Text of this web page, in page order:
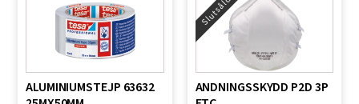
ALUMINIUMSTEJP 63632
Slutsåld!
ANDNINGSSKYDD P2D 3P